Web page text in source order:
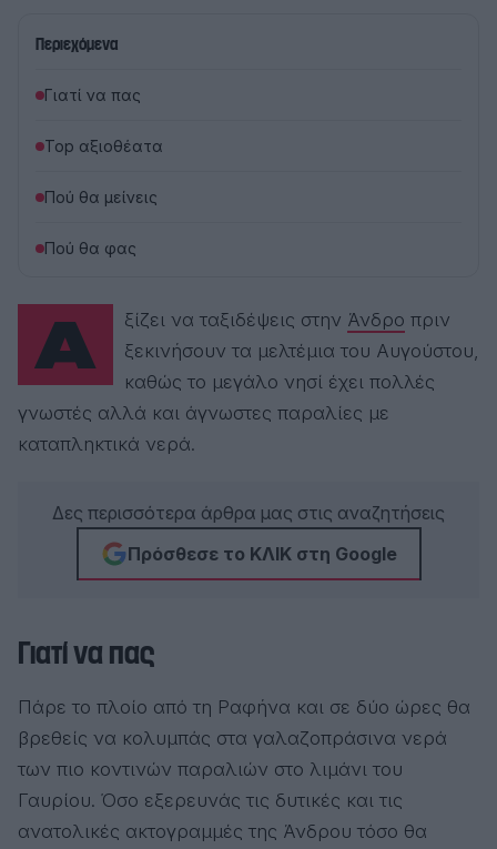
Περιεχόμενα
Γιατί να πας
Top αξιοθέατα
Πού θα μείνεις
Πού θα φας
Αξίζει να ταξιδέψεις στην Άνδρο πριν
ξεκινήσουν τα μελτέμια του Αυγούστου,
καθώς το μεγάλο νησί έχει πολλές
γνωστές αλλά και άγνωστες παραλίες με
καταπληκτικά νερά.
Δες περισσότερα άρθρα μας στις αναζητήσεις
Πρόσθεσε το ΚΛΙΚ στη Google
Γιατί να πας
Πάρε το πλοίο από τη Ραφήνα και σε δύο ώρες θα
βρεθείς να κολυμπάς στα γαλαζοπράσινα νερά
των πιο κοντινών παραλιών στο λιμάνι του
Γαυρίου. Όσο εξερευνάς τις δυτικές και τις
ανατολικές ακτογραμμές της Άνδρου τόσο θα